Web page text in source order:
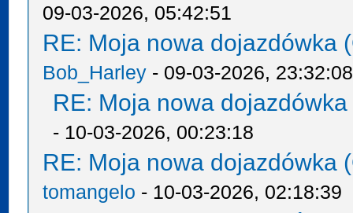
09-03-2026, 05:42:51
RE: Moja nowa dojazdówka
Bob_Harley - 09-03-2026, 23:32:08
RE: Moja nowa
- 10-03-2026, 00:23:18
RE: Moja nowa dojazdówka
tomangelo - 10-03-2026, 02:18:39